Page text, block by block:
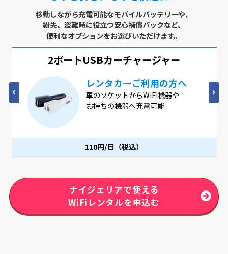
移動しながら充電可能なモバイルバッテリーや、
紛失、盗難時に役立つ安心補償パックなど、
便利なオプションをお選びいただけます。
へ
USBx4ポートACアダプター
4つのUSBポートが1つに
4つのUSBポートが1つになった
ACアダプター。1つのコンセン
110円/日（税込）
ナイジェリアで使える
WiFiレンタルを申込む